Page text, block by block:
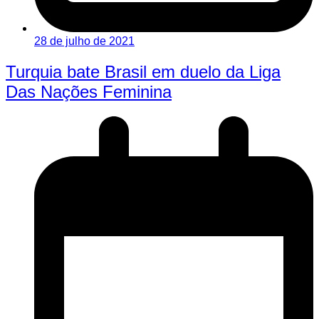
28 de julho de 2021
Turquia bate Brasil em duelo da Liga
Das Nações Feminina